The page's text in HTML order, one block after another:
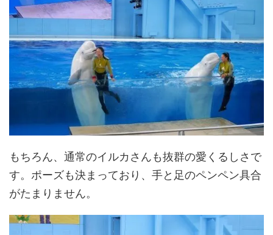
もちろん、通常のイルカさんも抜群の愛くるしさで
す。ポーズも決まっており、手と足のペンペン具合
がたまりません。